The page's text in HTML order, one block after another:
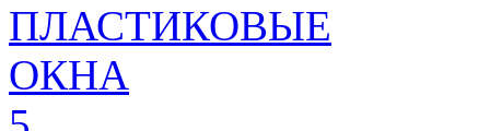
ПЛАСТИКОВЫЕ
ОКНА